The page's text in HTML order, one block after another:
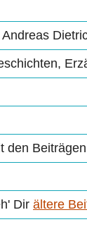
Dir ältere